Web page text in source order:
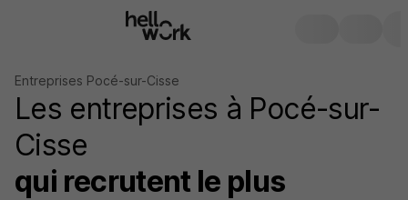
Entreprises Pocé-sur-Cisse
Les entreprises à Pocé-sur-
Cisse
qui recrutent le plus